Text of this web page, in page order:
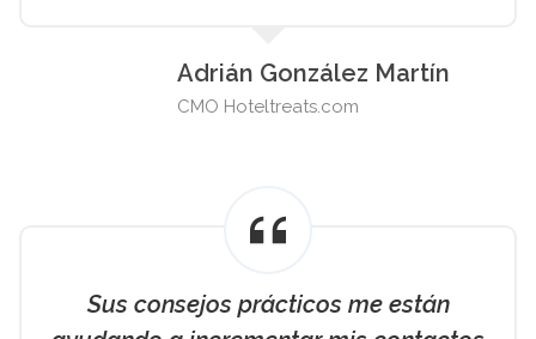
Adrián González Martín
CMO Hoteltreats.com
Sus consejos prácticos me están